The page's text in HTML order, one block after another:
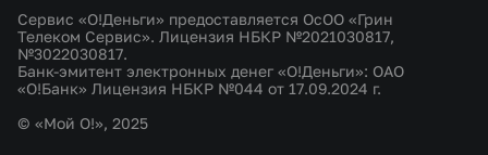
Сервис «О!Деньги» предоставляется ОсОО «Грин
Телеком Сервис». Лицензия НБКР №2021030817,
№3022030817.
Банк-эмитент электронных денег «О!Деньги»: ОАО
«О!Банк» Лицензия НБКР №044 от 17.09.2024 г.
© «Мой О!», 2025